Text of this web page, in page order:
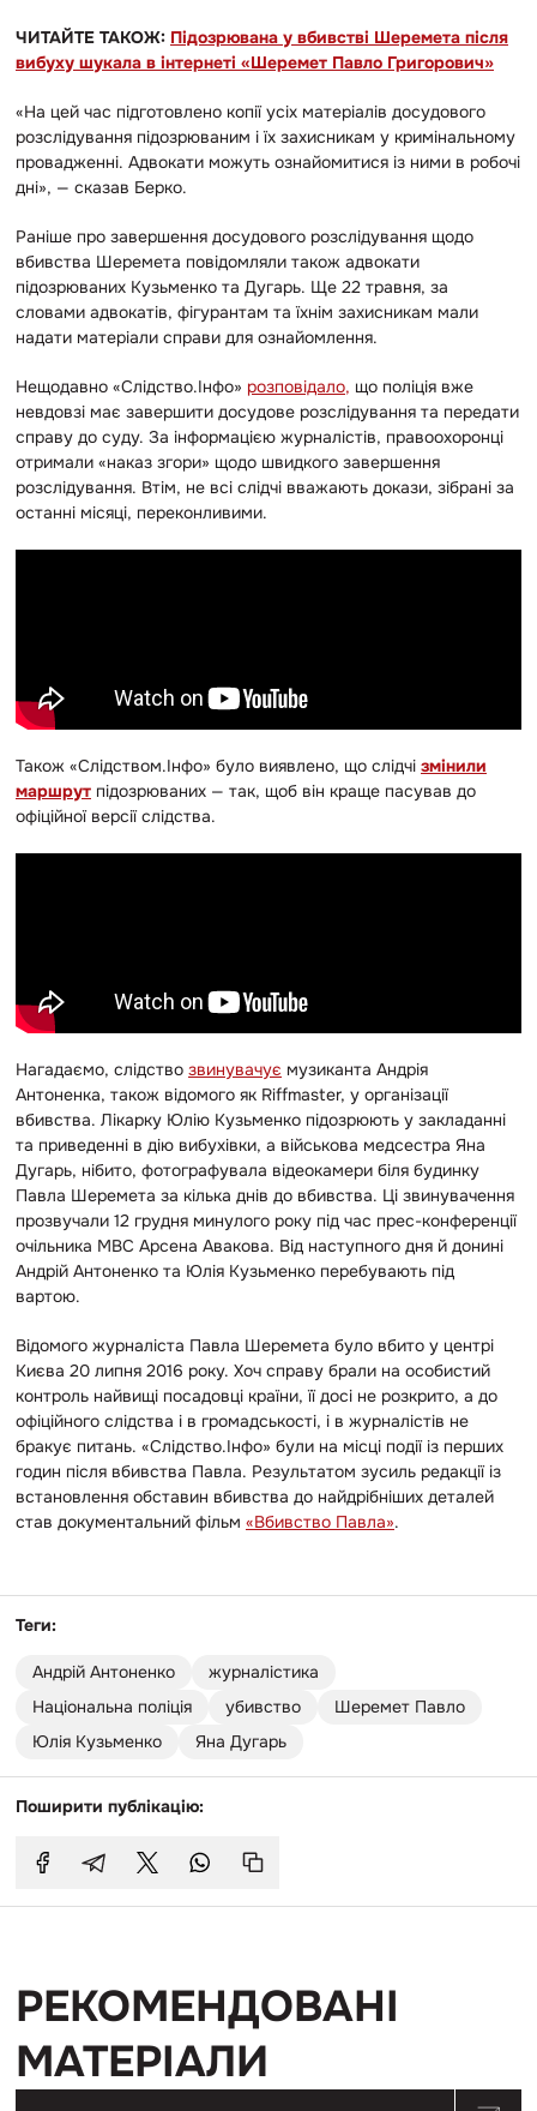
ЧИТАЙТЕ ТАКОЖ: Підозрювана у вбивстві Шеремета після
вибуху шукала в інтернеті «Шеремет Павло Григорович»
«На цей час підготовлено копії усіх матеріалів досудового
розслідування підозрюваним і їх захисникам у кримінальному
провадженні. Адвокати можуть ознайомитися із ними в робочі
дні», — сказав Берко.
Раніше про завершення досудового розслідування щодо
вбивства Шеремета повідомляли також адвокати
підозрюваних Кузьменко та Дугарь. Ще 22 травня, за
словами адвокатів, фігурантам та їхнім захисникам мали
надати матеріали справи для ознайомлення.
Нещодавно «Слідство.Інфо» розповідало, що поліція вже
невдовзі має завершити досудове розслідування та передати
справу до суду. За інформацією журналістів, правоохоронці
отримали «наказ згори» щодо швидкого завершення
розслідування. Втім, не всі слідчі вважають докази, зібрані за
останні місяці, переконливими.
Також «Слідством.Інфо» було виявлено, що слідчі змінили
маршрут підозрюваних — так, щоб він краще пасував до
офіційної версії слідства.
Нагадаємо, слідство звинувачує музиканта Андрія
Антоненка, також відомого як Riffmaster, у організації
вбивства. Лікарку Юлію Кузьменко підозрюють у закладанні
та приведенні в дію вибухівки, а військова медсестра Яна
Дугарь, нібито, фотографувала відеокамери біля будинку
Павла Шеремета за кілька днів до вбивства. Ці звинувачення
прозвучали 12 грудня минулого року під час прес-конференції
очільника МВС Арсена Авакова. Від наступного дня й донині
Андрій Антоненко та Юлія Кузьменко перебувають під
вартою.
Відомого журналіста Павла Шеремета було вбито у центрі
Києва 20 липня 2016 року. Хоч справу брали на особистий
контроль найвищі посадовці країни, її досі не розкрито, а до
офіційного слідства і в громадськості, і в журналістів не
бракує питань. «Слідство.Інфо» були на місці події із перших
годин після вбивства Павла. Результатом зусиль редакції із
встановлення обставин вбивства до найдрібніших деталей
став документальний фільм «Вбивство Павла».
Теги:
Андрій Антоненко
журналістика
Національна поліція
убивство
Шеремет Павло
Юлія Кузьменко
Яна Дугарь
Поширити публікацію:
РЕКОМЕНДОВАНІ
МАТЕРІАЛИ